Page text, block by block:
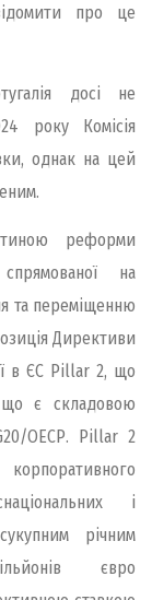
про це
досі не
року Комісія
однак на цей
реформи
на
та переміщенню
Директиви
в ЄС Pillar 2, що
що є складовою
ОЕСР. Pillar 2
і
річним
євро